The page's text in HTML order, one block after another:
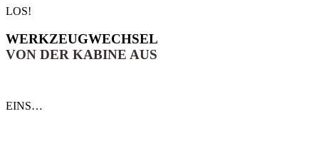
LOS!
WERKZEUG­WECHSEL
VON DER KABINE AUS
EINS…